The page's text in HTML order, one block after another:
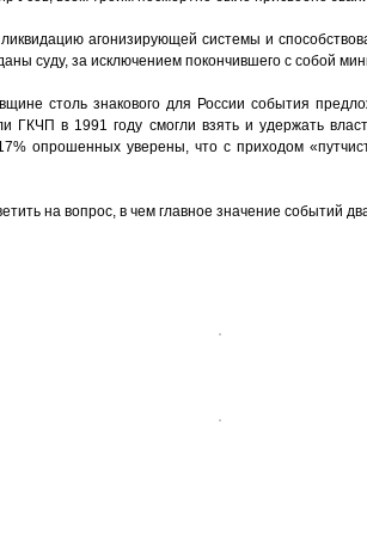
ликвидацию агонизирующей системы и
суду, за исключением покончившего с собой
столь знакового для России события
ГКЧП в 1991 году смогли взять и удержать
опрошенных уверены, что с приходом
на вопрос, в чем главное значение событий